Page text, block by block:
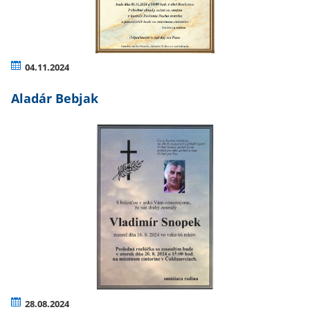
04.11.2024
Aladár Bebjak
28.08.2024